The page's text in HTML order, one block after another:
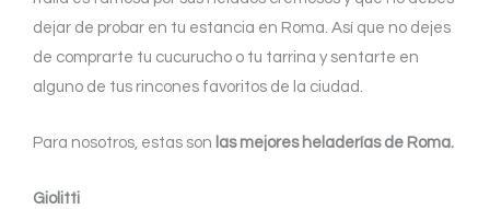
dejar de probar en tu estancia en Roma. Así que no dejes
de comprarte tu cucurucho o tu tarrina y sentarte en
alguno de tus rincones favoritos de la ciudad.
Para nosotros, estas son las mejores heladerías de Roma.
Giolitti